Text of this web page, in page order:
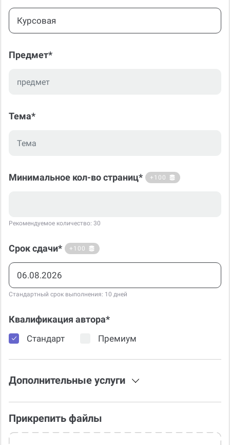
Курсовая
Предмет*
Тема*
Минимальное кол-во страниц* +100
Рекомендуемое количество: 30
Срок сдачи* +100
Стандартный срок выполнения: 10 дней
Квалификация автора*
Стандарт Премиум
Дополнительные услуги
Прикрепить файлы